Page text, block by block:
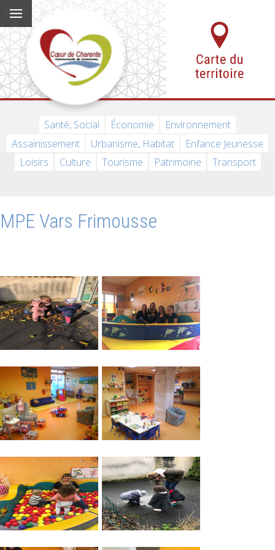
Santé, Social Économie
Environnement
Assainissement
Urbanisme, Habitat
Enfance Jeunesse
Loisirs
Culture Tourisme Patrimoine Transport
MPE Vars Frimousse